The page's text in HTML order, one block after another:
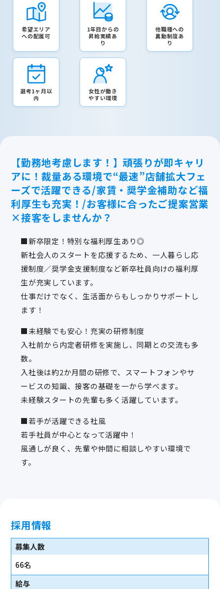
希望エリア
への配属可
1年目からの
昇給実績あ
り
他職種への
異動制度あ
り
選考1ヶ月以
内
女性が働き
やすい環境
【勤務地考慮します！】頑張りが即キャリ
アに！裁量ある環境で“最速”店舗拡大フェ
ーズで活躍できる/家賃・奨学金補助など福
利厚生も充実！/お客様に合ったご提案営業
×接客をしませんか？
■新卒限定！特別な福利厚生あり◎
新社会人のスタートを応援するため、一人暮らし応
援制度／奨学金支援制度など新卒社員向けの福利厚
生が充実しています。
仕事だけでなく、生活面からもしっかりサポートし
ます！
■未経験でも安心！充実の研修制度
入社前から内定者研修を実施し、同期との交流も多
数。
入社後は約2か月間の研修で、スマートフォンやサ
ービスの知識、接客の基礎を一から学べます。
未経験スタートの先輩も多く活躍しています。
■若手が活躍できる社風
若手社員が中心となって活躍中！
風通しが良く、先輩や仲間に相談しやすい環境で
す。
採用情報
募集人数
66名
給与